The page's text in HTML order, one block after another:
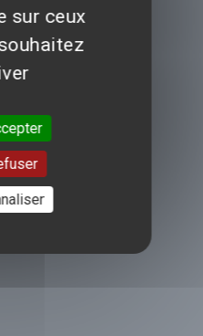
sur ceux